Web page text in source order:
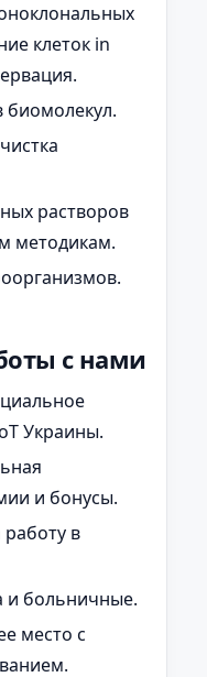
клеток in
биомолекул.
растворов
методикам.
с нами
Украины.
и бонусы.
в
и больничные.
место с